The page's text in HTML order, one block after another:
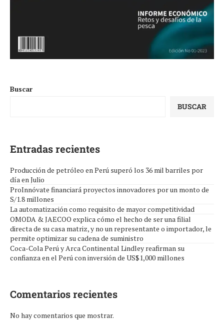
Buscar
BUSCAR
Entradas recientes
Producción de petróleo en Perú superó los 36 mil barriles por
día en Julio
ProInnóvate financiará proyectos innovadores por un monto de
S/1.8 millones
La automatización como requisito de mayor competitividad
OMODA & JAECOO explica cómo el hecho de ser una filial
directa de su casa matriz, y no un representante o importador, le
permite optimizar su cadena de suministro
Coca-Cola Perú y Arca Continental Lindley reafirman su
confianza en el Perú con inversión de US$1,000 millones
Comentarios recientes
No hay comentarios que mostrar.